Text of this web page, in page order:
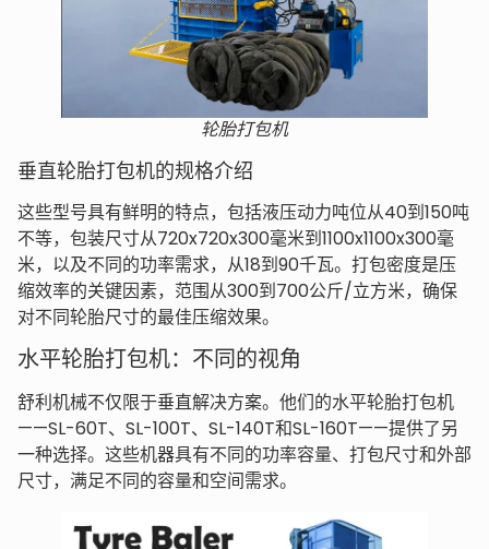
轮胎打包机
垂直轮胎打包机的规格介绍
这些型号具有鲜明的特点，包括液压动力吨位从40到150吨
不等，包装尺寸从720x720x300毫米到1100x1100x300毫
米，以及不同的功率需求，从18到90千瓦。打包密度是压
缩效率的关键因素，范围从300到700公斤/立方米，确保
对不同轮胎尺寸的最佳压缩效果。
水平轮胎打包机：不同的视角
舒利机械不仅限于垂直解决方案。他们的水平轮胎打包机
——SL-60T、SL-100T、SL-140T和SL-160T——提供了另
一种选择。这些机器具有不同的功率容量、打包尺寸和外部
尺寸，满足不同的容量和空间需求。